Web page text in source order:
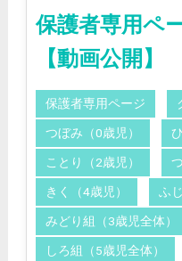
保護者専用ペ
【動画公開】
保護者専用ページ
つぼみ（0歳児）
ことり（2歳児）
きく（4歳児） ふ
みどり組（3歳児全体）
しろ組（5歳児全体）